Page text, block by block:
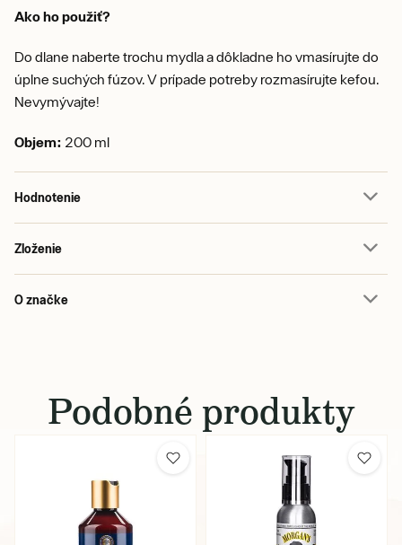
Ako ho použiť?
Do dlane naberte trochu mydla a dôkladne ho vmasírujte do
úplne suchých fúzov. V prípade potreby rozmasírujte kefou.
Nevymývajte!
Objem: 200 ml
Hodnotenie
Zloženie
O značke
Podobné produkty